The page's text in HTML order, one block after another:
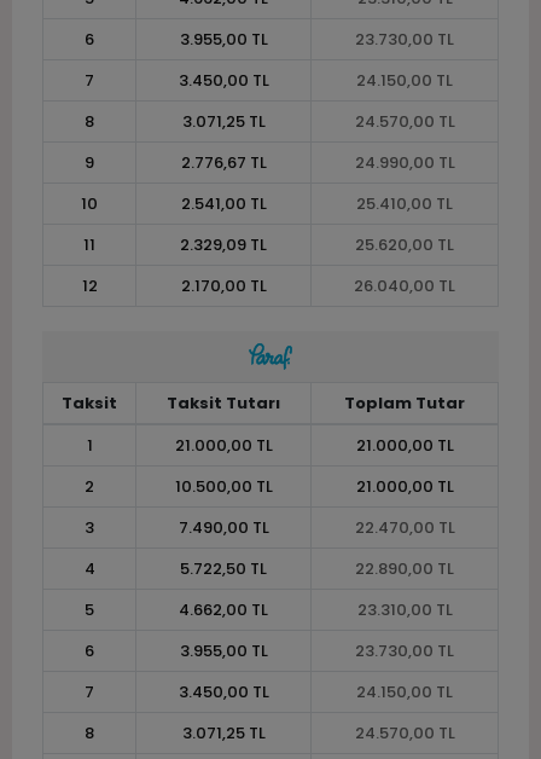
6
3.955,00 TL
23.730,00 TL
7
3.450,00 TL
24.150,00 TL
8
3.071,25 TL
24.570,00 TL
9
2.776,67 TL
24.990,00 TL
10
2.541,00 TL
25.410,00 TL
11
2.329,09 TL
25.620,00 TL
12
2.170,00 TL 26.040,00 TL
Taksit Taksit Tutarı
Toplam Tutar
1
21.000,00 TL
21.000,00 TL
2
10.500,00 TL
21.000,00 TL
3
7.490,00 TL
22.470,00 TL
4
5.722,50 TL
22.890,00 TL
5
4.662,00 TL
23.310,00 TL
6
3.955,00 TL
23.730,00 TL
7
3.450,00 TL
24.150,00 TL
8
3.071,25 TL
24.570,00 TL